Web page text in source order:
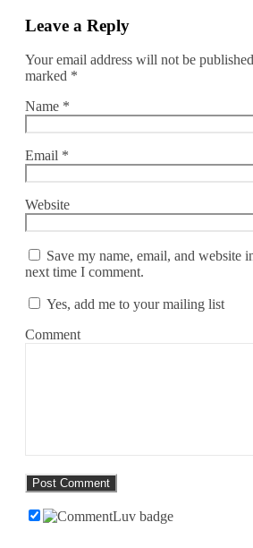
Leave a Reply
Your email address will not be
marked *
Name *
Email *
Website
Save my name, email, and website
next time I comment.
Yes, add me to your mailing list
Comment